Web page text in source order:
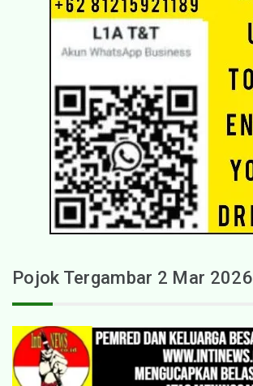
Pojok Tergambar 2 Mar 2026